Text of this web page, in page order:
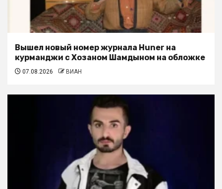
Вышел новый номер журнала Huner на
курманджи с Хозаном Шамдыном на обложке
07.08.2026 ВИАН